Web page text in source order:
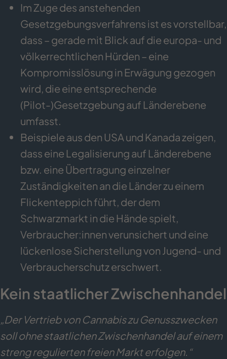
Im Zuge des anstehenden
Gesetzgebungsverfahrens ist es vorstellbar,
dass – gerade mit Blick auf die europa- und
völkerrechtlichen Hürden – eine
Kompromisslösung in Erwägung gezogen
wird, die eine entsprechende
(Pilot-)Gesetzgebung auf Länderebene
umfasst.
Beispiele aus den USA und Kanada zeigen,
dass eine Legalisierung auf Länderebene
bzw. eine Übertragung einzelner
Zuständigkeiten an die Länder zu einem
Flickenteppich führt, der dem
Schwarzmarkt in die Hände spielt,
Verbraucher:innen verunsichert und eine
lückenlose Sicherstellung von Jugend- und
Verbraucherschutz erschwert.
Kein staatlicher Zwischenhandel
„Der Vertrieb von Cannabis zu Genusszwecken
soll ohne staatlichen Zwischenhandel auf einem
streng regulierten freien Markt erfolgen.“